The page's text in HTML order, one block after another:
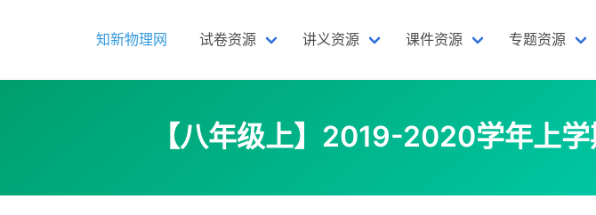
知新物理网 试卷资源 讲义资源 课件资源 专题资源
【八年级上】2019-2020学年上